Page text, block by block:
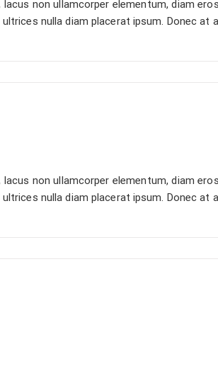
non ullamcorper elementum, diam
nulla diam placerat ipsum. Donec at
non ullamcorper elementum, diam
nulla diam placerat ipsum. Donec at